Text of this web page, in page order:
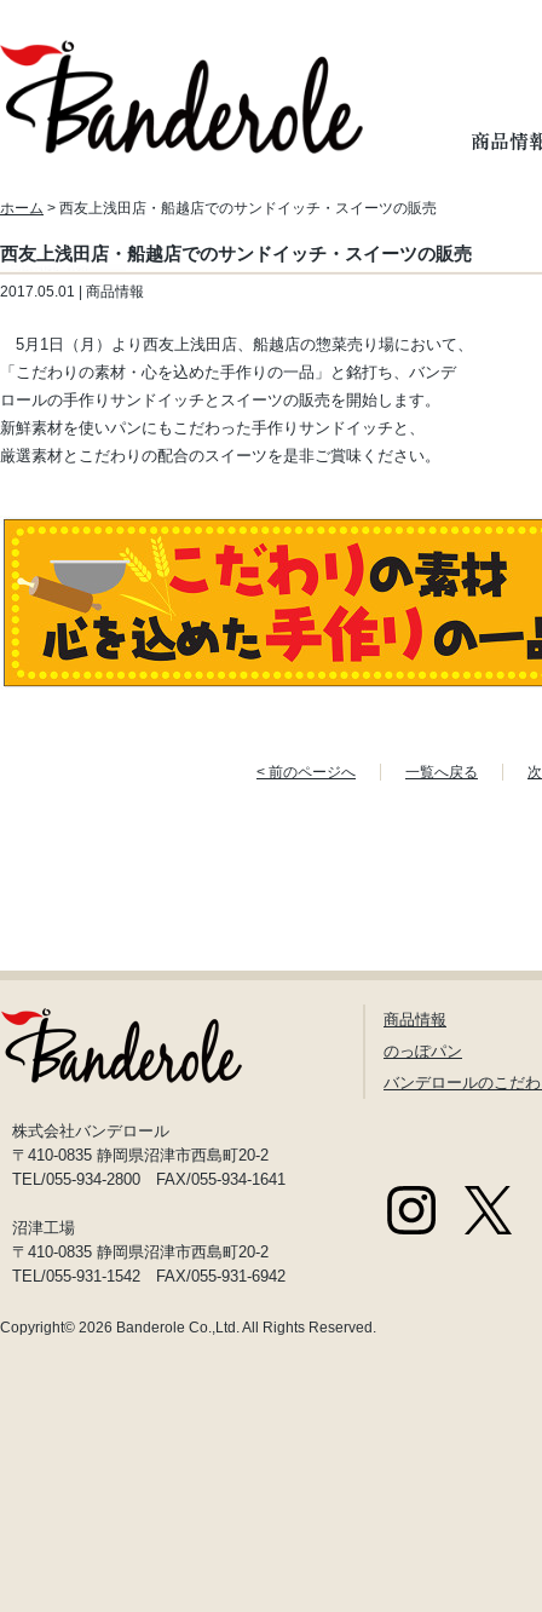
ホーム > 西友上浅田店・船越店でのサンドイッチ・スイーツの販売
西友上浅田店・船越店でのサンドイッチ・スイーツの販売
2017.05.01 | 商品情報
5月1日（月）より西友上浅田店、船越店の惣菜売り場において、
「こだわりの素材・心を込めた手作りの一品」と銘打ち、バンデ
ロールの手作りサンドイッチとスイーツの販売を開始します。
新鮮素材を使いパンにもこだわった手作りサンドイッチと、
厳選素材とこだわりの配合のスイーツを是非ご賞味ください。
< 前のページへ 一覧へ戻る
株式会社バンデロール
〒410-0835 静岡県沼津市西島町20-2
TEL/055-934-2800 FAX/055-934-1641
沼津工場
〒410-0835 静岡県沼津市西島町20-2
TEL/055-931-1542 FAX/055-931-6942
商品情報
のっぽパン
バンデロールのこだ
Copyright© 2026 Banderole Co.,Ltd.All Rights Reserved.